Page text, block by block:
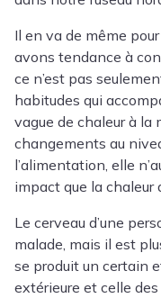
Il en va de même
avons tendance à
ce n’est pas
habitudes qui
vague de chaleur à la
changements au
l’alimentation, elle
impact que la chaleur
Le cerveau d’une
malade, mais il est
se produit un certain
extérieure et celle